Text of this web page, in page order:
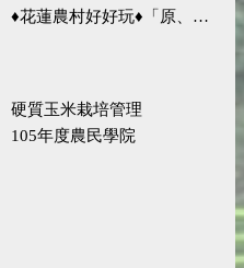
♦花蓮農村好好玩♦「原、生、慢、活」四條遊程推薦
硬質玉米栽培管理
105年度農民學院